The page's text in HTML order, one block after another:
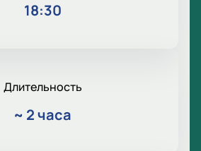
18:30
Длительность
~ 2 часа